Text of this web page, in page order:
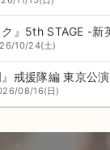
10/24(土)
戒援隊編 東京公演
08/16(日)